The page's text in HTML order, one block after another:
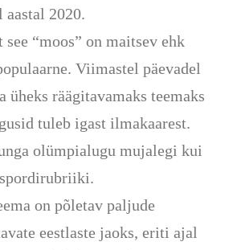
2020.
“moos” on maitsev ehk
Viimastel päevadel
üheks räägitavamaks teemaks
tuleb igast ilmakaarest.
olümpialugu mujalegi kui
on põletav paljude
eestlaste jaoks, eriti ajal